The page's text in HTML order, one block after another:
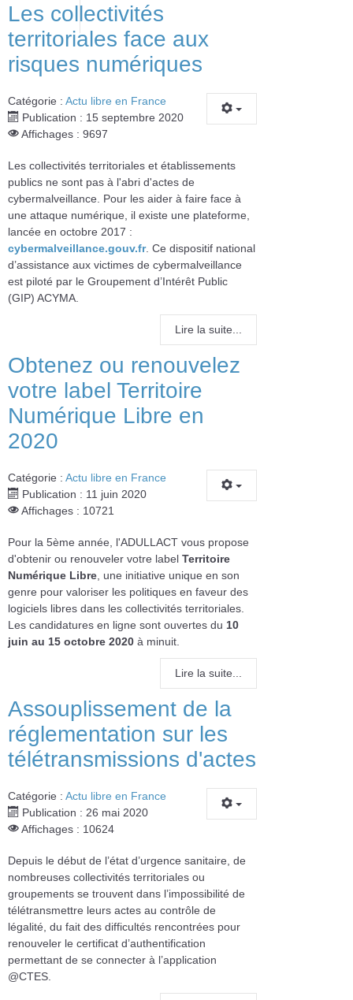
Les collectivités
territoriales face aux
risques numériques
Catégorie : Actu libre en France
Publication : 15 septembre 2020
Affichages : 9697
Les collectivités territoriales et établissements
publics ne sont pas à l'abri d'actes de
cybermalveillance. Pour les aider à faire face à
une attaque numérique, il existe une plateforme,
lancée en octobre 2017 :
cybermalveillance.gouv.fr. Ce dispositif national
d’assistance aux victimes de cybermalveillance
est piloté par le Groupement d’Intérêt Public
(GIP) ACYMA.
Lire la suite...
Obtenez ou renouvelez
votre label Territoire
Numérique Libre en
2020
Catégorie : Actu libre en France
Publication : 11 juin 2020
Affichages : 10721
Pour la 5ème année, l'ADULLACT vous propose
d'obtenir ou renouveler votre label Territoire
Numérique Libre , une initiative unique en son
genre pour valoriser les politiques en faveur des
logiciels libres dans les collectivités territoriales.
Les candidatures en ligne sont ouvertes du 10
juin au 15 octobre 2020 à minuit.
Lire la suite...
Assouplissement de la
réglementation sur les
télétransmissions d'actes
Catégorie : Actu libre en France
Publication : 26 mai 2020
Affichages : 10624
Depuis le début de l’état d’urgence sanitaire, de
nombreuses collectivités territoriales ou
groupements se trouvent dans l’impossibilité de
télétransmettre leurs actes au contrôle de
légalité, du fait des difficultés rencontrées pour
renouveler le certificat d’authentification
permettant de se connecter à l’application
@CTES.